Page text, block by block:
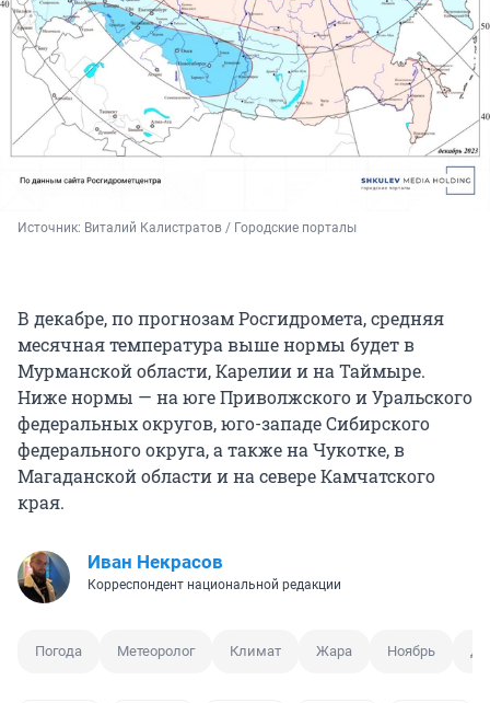
Источник: Виталий Калистратов / Городские порталы
В декабре, по прогнозам Росгидромета, средняя
месячная температура выше нормы будет в
Мурманской области, Карелии и на Таймыре.
Ниже нормы — на юге Приволжского и Уральского
федеральных округов, юго-западе Сибирского
федерального округа, а также на Чукотке, в
Магаданской области и на севере Камчатского
края.
Иван Некрасов
Корреспондент национальной редакции
Погода Метеоролог Климат Жара Ноябрь